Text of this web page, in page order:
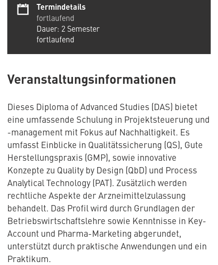
Termindetails
fortlaufend
Dauer: 2 Semester
fortlaufend
Veranstaltungsinformationen
Dieses Diploma of Advanced Studies (DAS) bietet
eine umfassende Schulung in Projektsteuerung und
-management mit Fokus auf Nachhaltigkeit. Es
umfasst Einblicke in Qualitätssicherung (QS), Gute
Herstellungspraxis (GMP), sowie innovative
Konzepte zu Quality by Design (QbD) und Process
Analytical Technology (PAT). Zusätzlich werden
rechtliche Aspekte der Arzneimittelzulassung
behandelt. Das Profil wird durch Grundlagen der
Betriebswirtschaftslehre sowie Kenntnisse in Key-
Account und Pharma-Marketing abgerundet,
unterstützt durch praktische Anwendungen und ein
Praktikum.